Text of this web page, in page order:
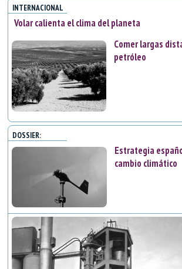
INTERNACIONAL
Volar calienta el clima del planeta
Comer largas
petróleo
DOSSIER:
Estrategia
cambio climático